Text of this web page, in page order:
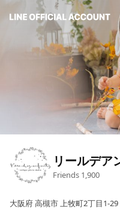
リールデア
Friends 1,900
大阪府 高槻市 上牧町2丁目1-